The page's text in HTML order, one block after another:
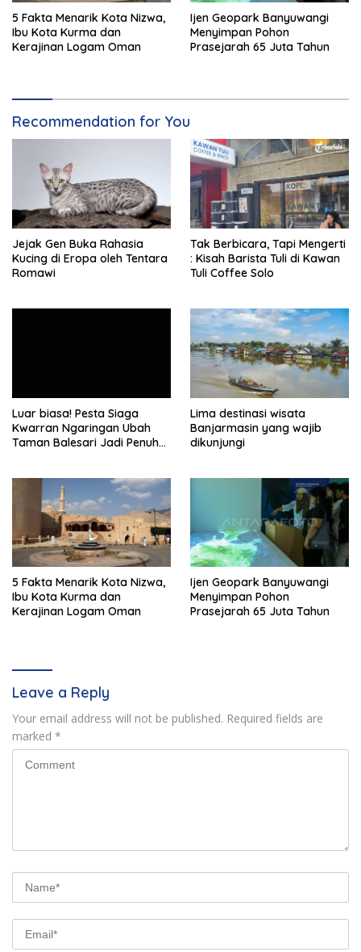
5 Fakta Menarik Kota Nizwa,
Ibu Kota Kurma dan
Kerajinan Logam Oman
Ijen Geopark Banyuwangi
Menyimpan Pohon
Prasejarah 65 Juta Tahun
Recommendation for You
Jejak Gen Buka Rahasia
Kucing di Eropa oleh Tentara
Romawi
Tak Berbicara, Tapi Mengerti
: Kisah Barista Tuli di Kawan
Tuli Coffee Solo
Luar biasa! Pesta Siaga
Kwarran Ngaringan Ubah
Taman Balesari Jadi Penuh
Lima destinasi wisata
Banjarmasin yang wajib
dikunjungi
5 Fakta Menarik Kota Nizwa,
Ibu Kota Kurma dan
Kerajinan Logam Oman
Ijen Geopark Banyuwangi
Menyimpan Pohon
Prasejarah 65 Juta Tahun
Leave a Reply
Your email address will not be published. Required fields are
marked *